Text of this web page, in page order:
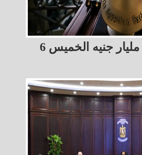
البورصة تربح 11 مليار جنيه الخميس 6